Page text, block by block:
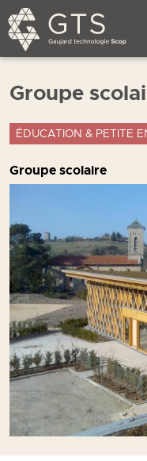
Groupe
ÉDUCATION & PETITE
Groupe scolaire